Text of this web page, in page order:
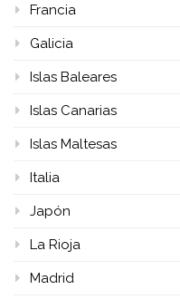
Francia
Galicia
Islas Baleares
Islas Canarias
Islas Maltesas
Italia
Japón
La Rioja
Madrid